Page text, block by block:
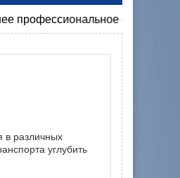
образование,
в различных
углубить